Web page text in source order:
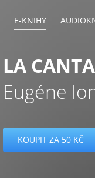
E-KNIHY
LA
Eugéne
KOUPIT ZA 50 KČ